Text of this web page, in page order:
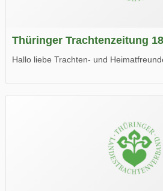
Thüringer Trachtenzeitung
Hallo liebe Trachten- und
Wir wünschen Euch viel Spaß beim